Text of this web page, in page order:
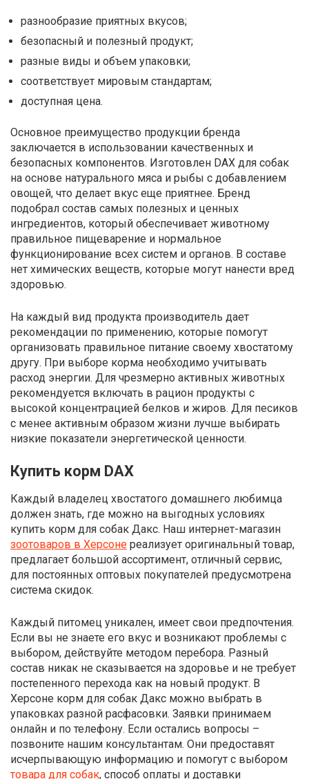
разнообразие приятных вкусов;
безопасный и полезный продукт;
разные виды и объем упаковки;
соответствует мировым стандартам;
доступная цена.
Основное преимущество продукции бренда
заключается в использовании качественных и
безопасных компонентов. Изготовлен DAX для собак
на основе натурального мяса и рыбы с добавлением
овощей, что делает вкус еще приятнее. Бренд
подобрал состав самых полезных и ценных
ингредиентов, который обеспечивает животному
правильное пищеварение и нормальное
функционирование всех систем и органов. В составе
нет химических веществ, которые могут нанести вред
здоровью.
На каждый вид продукта производитель дает
рекомендации по применению, которые помогут
организовать правильное питание своему хвостатому
другу. При выборе корма необходимо учитывать
расход энергии. Для чрезмерно активных животных
рекомендуется включать в рацион продукты с
высокой концентрацией белков и жиров. Для песиков
с менее активным образом жизни лучше выбирать
низкие показатели энергетической ценности.
Купить корм DAX
Каждый владелец хвостатого домашнего любимца
должен знать, где можно на выгодных условиях
купить корм для собак Дакс. Наш интернет-магазин
зоотоваров в Херсоне реализует оригинальный товар,
предлагает большой ассортимент, отличный сервис,
для постоянных оптовых покупателей предусмотрена
система скидок.
Каждый питомец уникален, имеет свои предпочтения.
Если вы не знаете его вкус и возникают проблемы с
выбором, действуйте методом перебора. Разный
состав никак не сказывается на здоровье и не требует
постепенного перехода как на новый продукт. В
Херсоне корм для собак Дакс можно выбрать в
упаковках разной расфасовки. Заявки принимаем
онлайн и по телефону. Если остались вопросы –
позвоните нашим консультантам. Они предоставят
исчерпывающую информацию и помогут с выбором
товара для собак, способ оплаты и доставки